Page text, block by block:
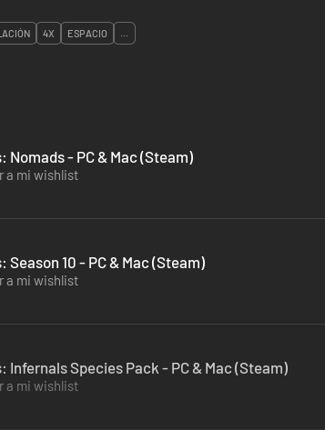
4X ESPACIO ...
Nomads - PC & Mac (Steam)
a mi wishlist
Season 10 - PC & Mac (Steam)
a mi wishlist
Infernals Species Pack - PC & Mac (Steam)
a mi wishlist